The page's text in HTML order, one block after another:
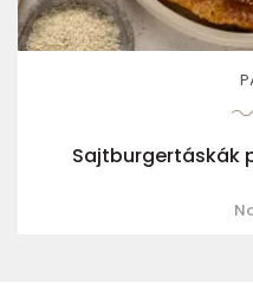
Sajtburgertáskák